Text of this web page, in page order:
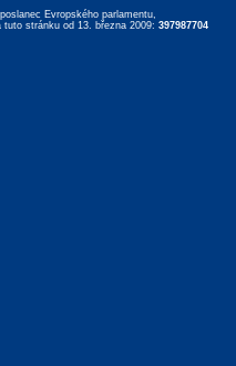
Evropského parlamentu,
stránku od 13. března 2009: 397987704